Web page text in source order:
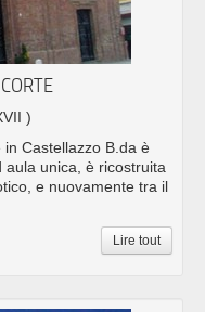
)
Castellazzo B.da è
aula unica, è ricostruita
e nuovamente tra il
Lire tout